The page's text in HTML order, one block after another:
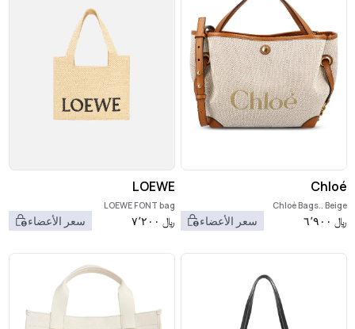
Chloé
Chloè Bags.. Beige
﷼ ٦٬٩٠٠ سعر الأعضاء
LOEWE
LOEWE FONT bag
﷼ ٧٬٢٠٠ سعر الأعضاء